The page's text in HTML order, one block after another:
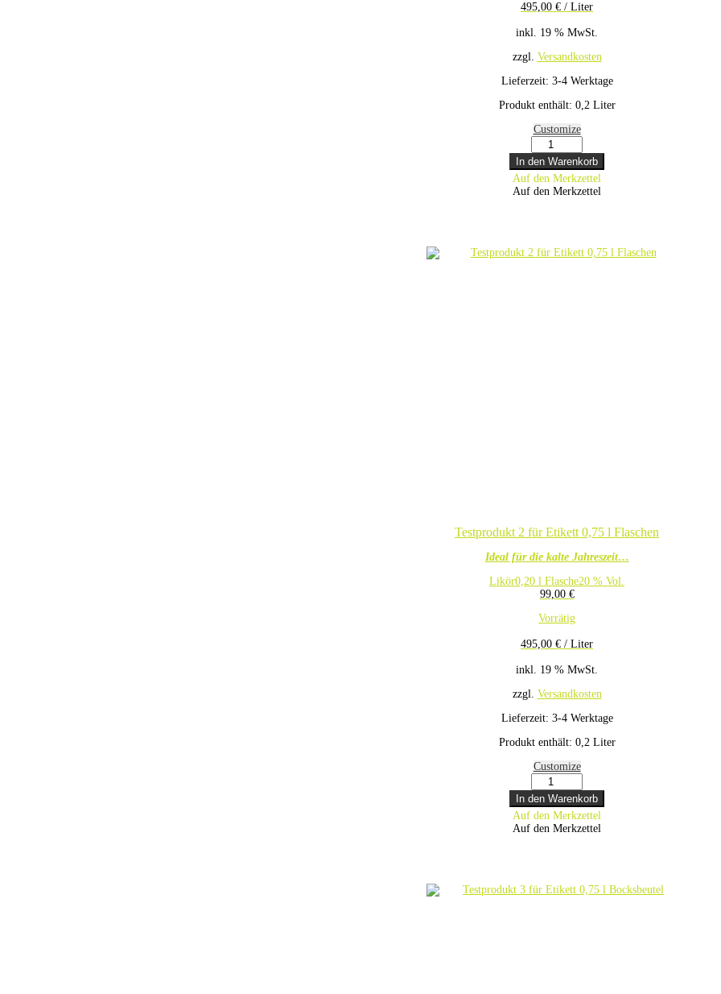
495,00 € / Liter
inkl. 19 % MwSt.
zzgl. Versandkosten
Lieferzeit: 3-4 Werktage
Produkt enthält: 0,2 Liter
Customize
Testprodukt
1
für
Etikett
Literflaschen
In den Warenkorb
Auf den Merkzettel
Auf den Merkzettel
Testprodukt 2 für Etikett 0,75 l Flaschen
Ideal für die kalte Jahreszeit…
Likör0,20 l Flasche20 % Vol.
99,00 €
Vorrätig
495,00 € / Liter
inkl. 19 % MwSt.
zzgl. Versandkosten
Lieferzeit: 3-4 Werktage
Produkt enthält: 0,2 Liter
Customize
Testprodukt
2
für
Etikett
0,75
In den Warenkorb
Auf den Merkzettel
Auf den Merkzettel